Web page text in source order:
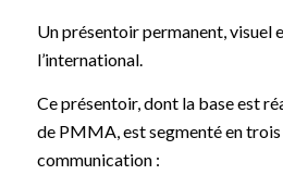
Un présentoir permanent, visuel
l’international.
Ce présentoir, dont la base est
de PMMA, est segmenté en trois
communication :